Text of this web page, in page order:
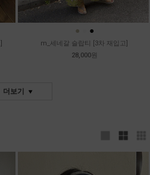
● ●
m_세네갈 슬랍티 [3차 재입고]
28,000원
더보기